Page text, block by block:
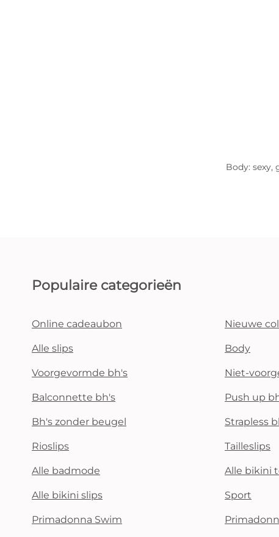
Body: sexy,
Populaire categorieën
Online cadeaubon Nieuwe
Alle slips Body
Voorgevormde bh's Niet-
Balconnette bh's Push up
Bh's zonder beugel Strapless
Rioslips Tailleslips
Alle badmode Alle bikini
Alle bikini slips Sport
Primadonna Swim